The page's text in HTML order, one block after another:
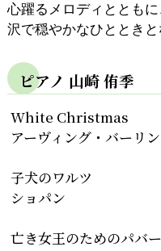
心躍るメロディととも
沢で穏やかなひとときと
ピアノ 山崎 侑季
White Christmas
アーヴィング・バーリン
子犬のワルツ
ショパン
亡き女王のためのパバ